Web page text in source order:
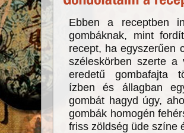
Ebben a receptben
gombáknak, mint
recept, ha egyszerűen
széleskörben szerte
eredetű gombafajta
ízben és állagban
gombát hagyd úgy,
gombák homogén
friss zöldség üde színe